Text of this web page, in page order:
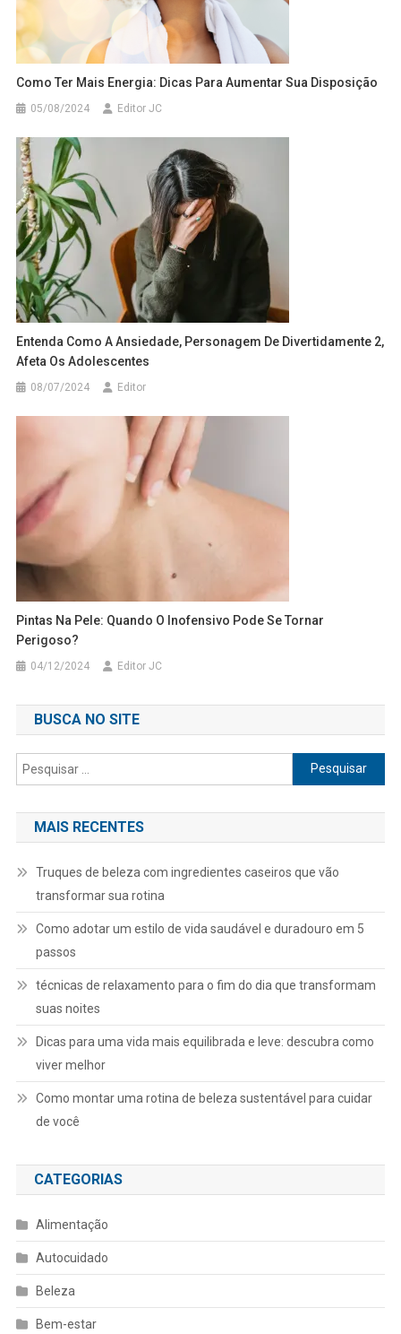
Como Ter Mais Energia: Dicas Para Aumentar Sua Disposição
05/08/2024 Editor JC
Entenda Como A Ansiedade, Personagem De Divertidamente 2,
Afeta Os Adolescentes
08/07/2024 Editor
Pintas Na Pele: Quando O Inofensivo Pode Se Tornar
Perigoso?
04/12/2024 Editor JC
BUSCA NO SITE
Pesquisar
por:
MAIS RECENTES
Truques de beleza com ingredientes caseiros que vão
transformar sua rotina
Como adotar um estilo de vida saudável e duradouro em 5
passos
técnicas de relaxamento para o fim do dia que transformam
suas noites
Dicas para uma vida mais equilibrada e leve: descubra como
viver melhor
Como montar uma rotina de beleza sustentável para cuidar
de você
CATEGORIAS
Alimentação
Autocuidado
Beleza
Bem-estar